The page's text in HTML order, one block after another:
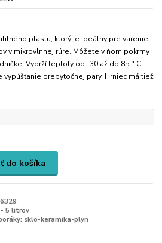
plastu, ktorý je ideálny pre varenie,
v mikrovlnnej rúre. Môžete v ňom pokrmy
Vydrží teploty od -30 až do 85 ° C.
vypúšťanie prebytočnej pary. Hrniec má tiež
do košíka
- 5 litrov
sklo-keramika-plyn